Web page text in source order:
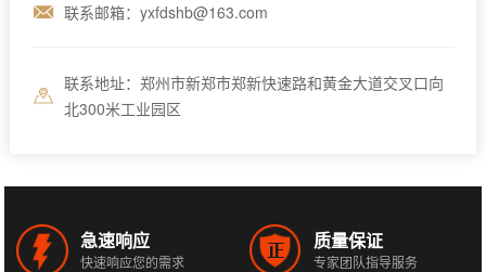
联系邮箱：yxfdshb@163.com
联系地址：郑州市新郑市郑新快速路和黄金大道交叉口向
北300米工业园区
急速响应
快速响应您的需求
质量保证
专家团队指导服务